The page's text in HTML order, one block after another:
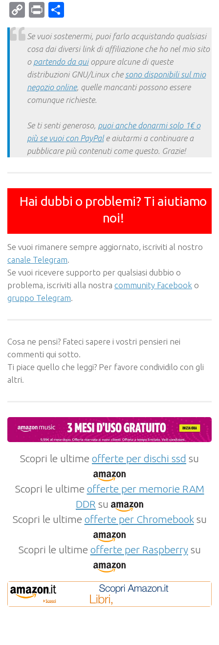
CopyPrint
Se vuoi sostenermi, puoi farlo acquistando qualsiasi
cosa dai diversi link di affiliazione che ho nel mio sito
o partendo da quioppure alcune di queste
distribuzioni GNU/Linux che sono disponibili sul mio
negozio online, quelle mancanti possono essere
comunque richieste.
Se ti senti generoso, puoi anche donarmi solo 1€ o
più se vuoi con PayPale aiutarmi a continuare a
pubblicare più contenuti come questo. Grazie!
Hai dubbi o problemi? Ti aiutiamo
noi!
Se vuoi rimanere sempre aggiornato, iscriviti al nostro
canale Telegram
Se vuoi ricevere supporto per qualsiasi dubbio o
problema, iscriviti alla nostra community Facebook o
gruppo Telegram
Cosa ne pensi? Fateci sapere i vostri pensieri nei
commenti qui sotto.
Ti piace quello che leggi? Per favore condividilo con gli
altri.
Scopri le ultime offerte per dischi ssd su
Scopri le ultime offerte per memorie RAM
DDR su
Scopri le ultime offerte per Chromebooksu
Scopri le ultime offerte per Raspberrysu